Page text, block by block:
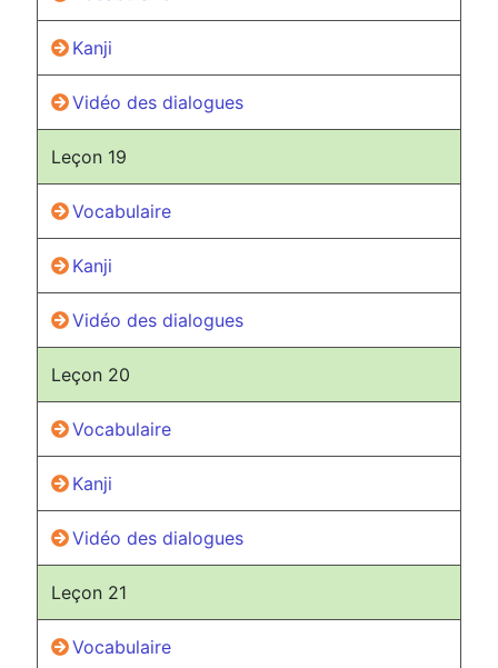
Kanji
Vidéo des dialogues
Leçon 19
Vocabulaire
Kanji
Vidéo des dialogues
Leçon 20
Vocabulaire
Kanji
Vidéo des dialogues
Leçon 21
Vocabulaire